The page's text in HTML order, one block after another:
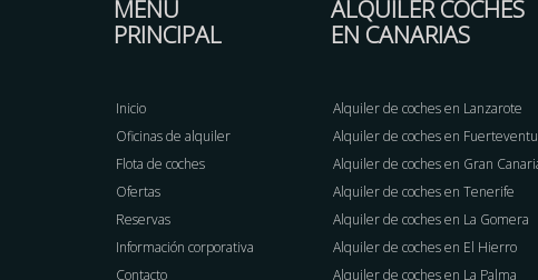
MENU
PRINCIPAL
Inicio
Oficinas de alquiler
Flota de coches
Ofertas
Reservas
Información corporativa
Contacto
ALQUILER COCHES
EN CANARIAS
Alquiler de coches en Lanzarote
Alquiler de coches en
Alquiler de coches en Gran
Alquiler de coches en Tenerife
Alquiler de coches en La Gomera
Alquiler de coches en El Hierro
Alquiler de coches en La Palma